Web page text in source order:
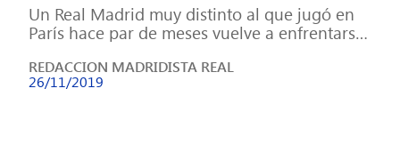
Un Real Madrid muy distinto al que jugó en
París hace par de meses vuelve a enfrentarse
REDACCION MADRIDISTA REAL
26/11/2019